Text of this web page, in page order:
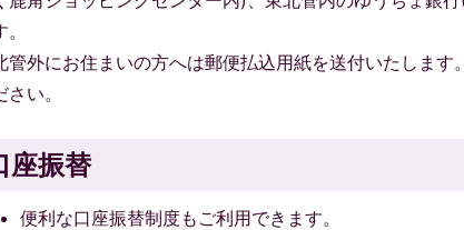
管外にお住まいの方へは郵便払込用紙を送付いたします
さい。
座振替
便利な口座振替制度もご利用できます。